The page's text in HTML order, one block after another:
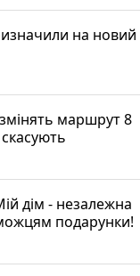
на новий
маршрут 8
дім - незалежна
подарунки!